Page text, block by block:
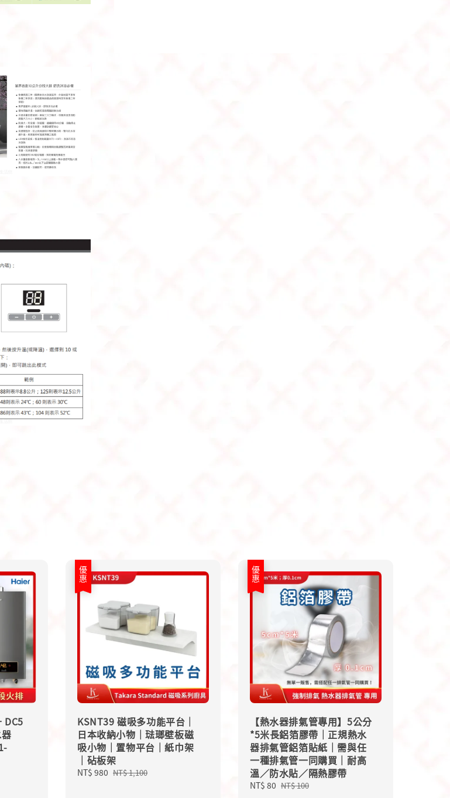
DC5
優惠
KSNT39 磁吸多功能平台｜
日本收納小物｜琺瑯壁板磁
吸小物｜置物平台｜紙巾架
｜砧板架
Sale
NT$ 980 Regular
NT$ 1,100
優惠
【熱水器排氣管專用】5公分
*5米長鋁箔膠帶｜正規熱水
器排氣管鋁箔貼紙｜需與任
一種排氣管一同購買｜耐高
溫／防水貼／隔熱膠帶
Sale
NT$ 80 Regular
NT$ 100